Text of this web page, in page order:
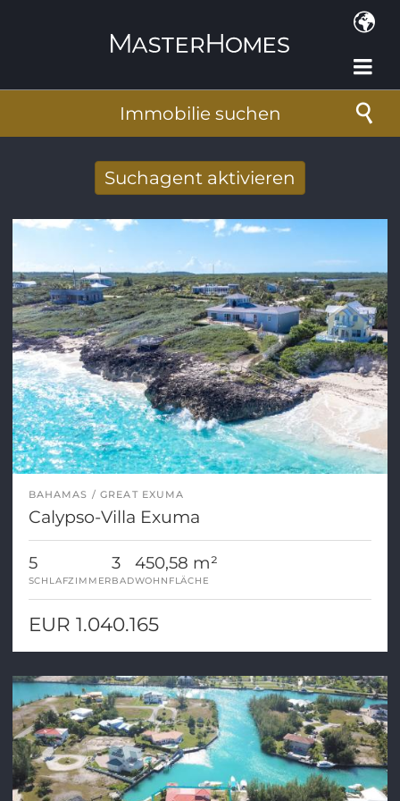
Immobilie suchen
Suchagent aktivieren
E-Mail-Adresse
BAHAMAS GREAT EXUMA
Calypso-Villa Exuma
5
SCHLAFZIMMER
3
BAD
450,58 m²
WOHNFLÄCHE
EUR 1.040.165